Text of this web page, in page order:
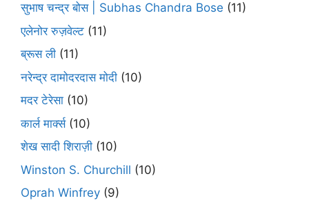
सुभाष चन्द्र बोस | Subhas Chandra Bose (11)
एलेनोर रुज़वेल्ट (11)
ब्रूस ली (11)
नरेन्द्र दामोदरदास मोदी (10)
मदर टेरेसा (10)
कार्ल मार्क्स(10)
शेख सादी शिराज़ी (10)
Winston S. Churchill (10)
Oprah Winfrey (9)